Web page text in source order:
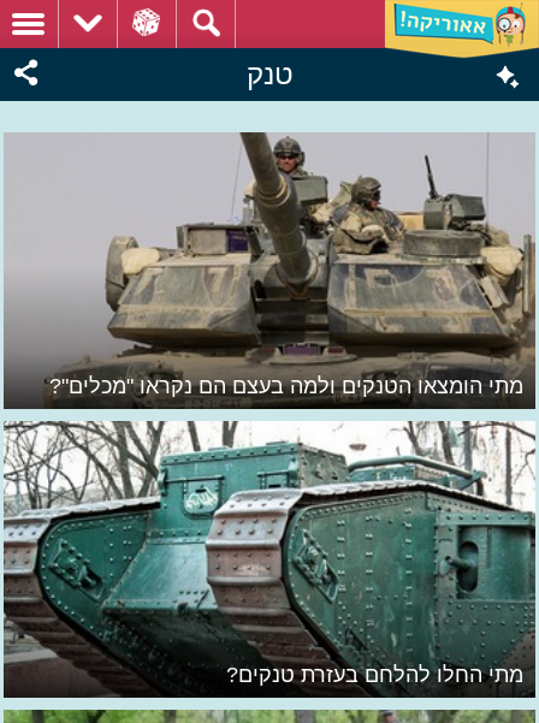
טנק
מתי הומצאו הטנקים ולמה בעצם הם נקראו "מכלים"?
מתי החלו להלחם בעזרת טנקים?